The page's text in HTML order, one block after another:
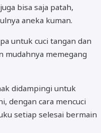
bisa saja patah,
aneka kuman.
untuk cuci tangan dan
mudahnya memegang
didampingi untuk
dengan cara mencuci
setiap selesai bermain